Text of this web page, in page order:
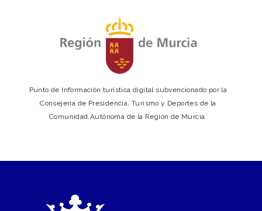
Punto de Información turística digital subvencionado por la
Consejería de Presidencia, Turismo y Deportes de la
Comunidad Autónoma de la Región de Murcia.